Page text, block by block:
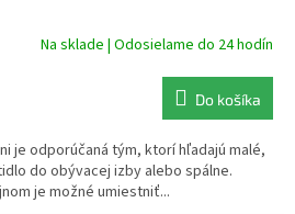
Na sklade | Odosielame do 24 hodín
Do košíka
je odporúčaná tým, ktorí hľadajú malé,
do obývacej izby alebo spálne.
je možné umiestniť...